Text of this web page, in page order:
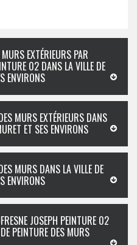
EXTÉRIEURS PAR
02 DANS LA VILLE DE
ENVIRONS
MURS EXTÉRIEURS DANS
ET SES ENVIRONS
MURS DANS LA VILLE DE
ENVIRONS
JOSEPH PEINTURE 02
PEINTURE DES MURS